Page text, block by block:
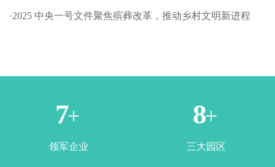
·2025 中央一号文件聚焦殡葬改革，推动乡村文明新进程
1+
领军企业
3+
三大园区